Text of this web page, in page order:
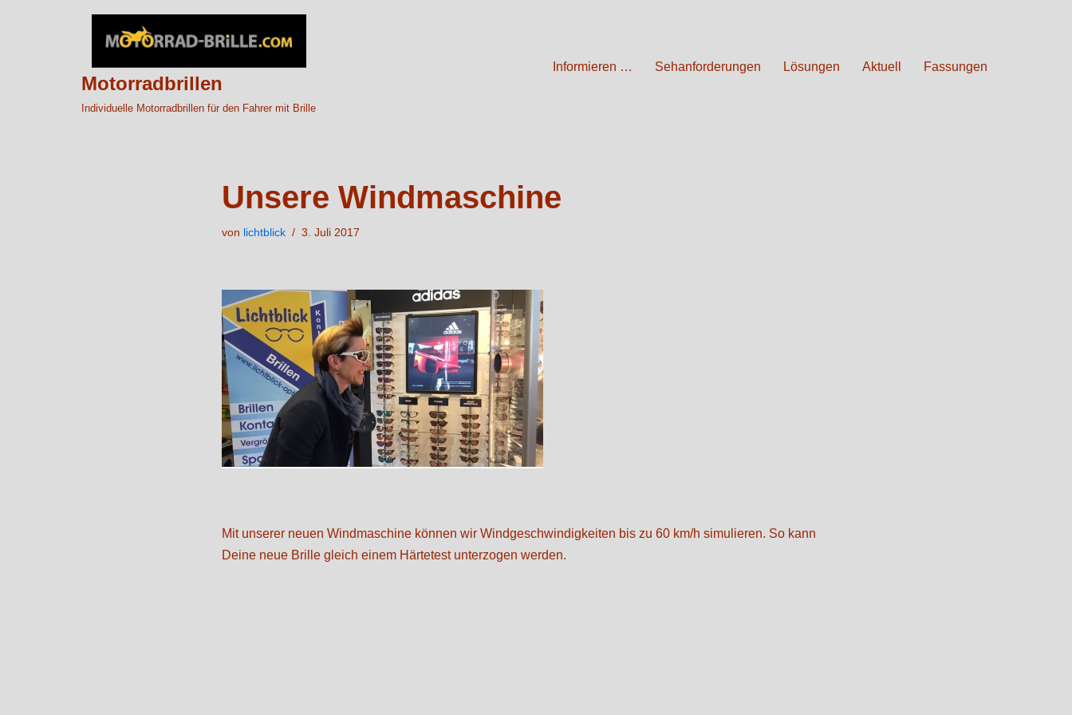
Motorradbrillen
Individuelle Motorradbrillen für den Fahrer mit Brille
Informieren … Sehanforderungen Lösungen Aktuell Fassungen
Unsere Windmaschine
von lichtblick 3. Juli 2017
Mit unserer neuen Windmaschine können wir Windgeschwindigkeiten bis zu 60 km/h simulieren. So kann
Deine neue Brille gleich einem Härtetest unterzogen werden.